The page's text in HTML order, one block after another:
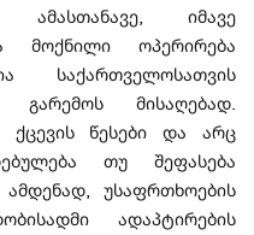
ამასთანავე, იმავე
მოქნილი ოპერირება
საქართველოსათვის
გარემოს მისაღებად.
წესები და არც
თუ შეფასება
უსაფრთხოების
ადაპტირების